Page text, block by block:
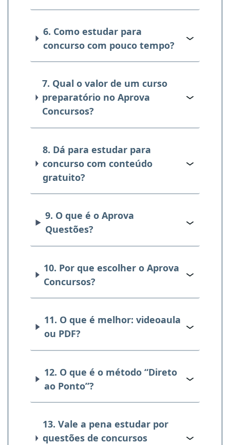
6. Como estudar para
concurso com pouco tempo?
7. Qual o valor de um curso
preparatório no Aprova
Concursos?
8. Dá para estudar para
concurso com conteúdo
gratuito?
9. O que é o Aprova
Questões?
10. Por que escolher o Aprova
Concursos?
11. O que é melhor: videoaula
ou PDF?
12. O que é o método “Direto
ao Ponto”?
13. Vale a pena estudar por
questões de concursos